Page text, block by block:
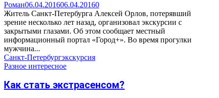
Роман06.04.201606.04.20160
Житель Санкт-Петербурга Алексей Орлов, потерявший
зрение несколько лет назад, организовал экскурсии с
закрытыми глазами. Об этом сообщает местный
информационный портал «Город+». Во время прогулки
мужчина...
Санкт-Петербургэкскурсия
Разное интересное
Как стать экстрасенсом?